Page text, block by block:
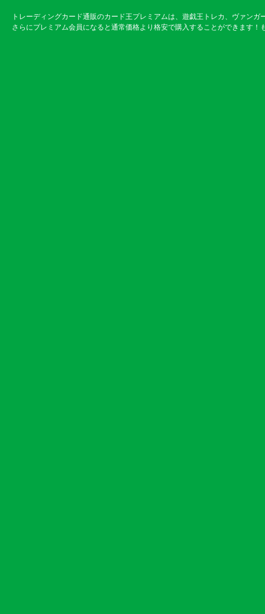
トレーディングカード通販のカード王プレミアムは、遊戯王トレカ、ヴァン
さらにプレミアム会員になると通常価格より格安で購入することができます